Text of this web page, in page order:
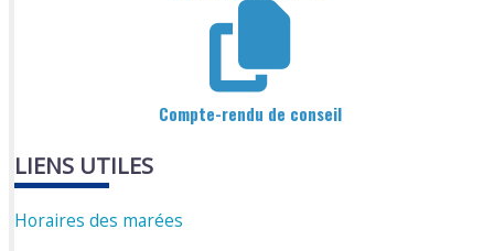
Compte-rendu de conseil
LIENS UTILES
Horaires des marées